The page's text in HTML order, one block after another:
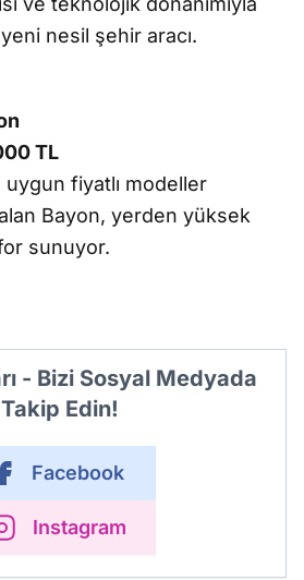
nesil şehir aracı.
TL
uygun fiyatlı modeller
Bayon, yerden yüksek
sunuyor.
- Bizi Sosyal Medyada
Takip Edin!
Facebook
Instagram